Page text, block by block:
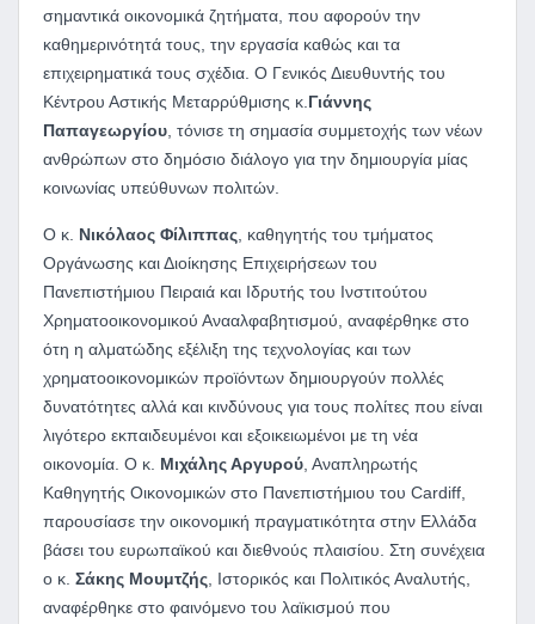
σημαντικά οικονομικά ζητήματα, που αφορούν την
καθημερινότητά τους, την εργασία καθώς και τα
επιχειρηματικά τους σχέδια. Ο Γενικός Διευθυντής του
Κέντρου Αστικής Μεταρρύθμισης κ. Γιάννης
Παπαγεωργίου , τόνισε τη σημασία συμμετοχής των νέων
ανθρώπων στο δημόσιο διάλογο για την δημιουργία μίας
κοινωνίας υπεύθυνων πολιτών.
Ο κ. Νικόλαος Φίλιππας , καθηγητής του τμήματος
Οργάνωσης και Διοίκησης Επιχειρήσεων του
Πανεπιστήμιου Πειραιά και Ιδρυτής του Ινστιτούτου
Χρηματοοικονομικού Ανααλφαβητισμού, αναφέρθηκε στο
ότη η αλματώδης εξέλιξη της τεχνολογίας και των
χρηματοοικονομικών προϊόντων δημιουργούν πολλές
δυνατότητες αλλά και κινδύνους για τους πολίτες που είναι
λιγότερο εκπαιδευμένοι και εξοικειωμένοι με τη νέα
οικονομία. Ο κ. Μιχάλης Αργυρού , Αναπληρωτής
Καθηγητής Οικονομικών στο Πανεπιστήμιου του Cardiff,
παρουσίασε την οικονομική πραγματικότητα στην Ελλάδα
βάσει του ευρωπαϊκού και διεθνούς πλαισίου. Στη συνέχεια
ο κ. Σάκης Μουμτζής , Ιστορικός και Πολιτικός Αναλυτής,
αναφέρθηκε στο φαινόμενο του λαϊκισμού που